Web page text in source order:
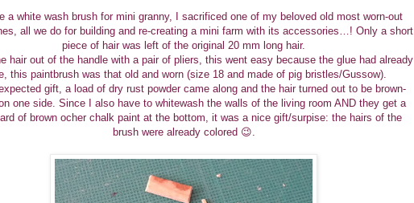
a white wash brush for mini granny, I sacrificed one of my beloved old most worn-out
all we do for building and re-creating a mini farm with its accessories…! Only a short
piece of hair was left of the original 20 mm long hair.
hair out of the handle with a pair of pliers, this went easy because the glue had already
this paintbrush was that old and worn (size 18 and made of pig bristles/Gussow).
gift, a load of dry rust powder came along and the hair turned out to be brown-
one side. Since I also have to whitewash the walls of the living room AND they get a
of brown ocher chalk paint at the bottom, it was a nice gift/surpise: the hairs of the
brush were already colored 😉.